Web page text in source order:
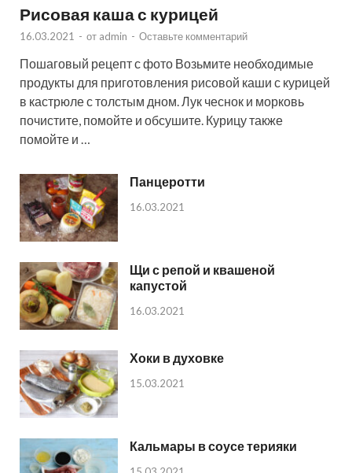
Рисовая каша с курицей
16.03.2021 - от admin - Оставьте комментарий
Пошаговый рецепт с фото Возьмите необходимые
продукты для приготовления рисовой каши с курицей
в кастрюле с толстым дном. Лук чеснок и морковь
почистите, помойте и обсушите. Курицу также
помойте и …
Панцеротти
16.03.2021
Щи с репой и квашеной
капустой
16.03.2021
Хоки в духовке
15.03.2021
Кальмары в соусе терияки